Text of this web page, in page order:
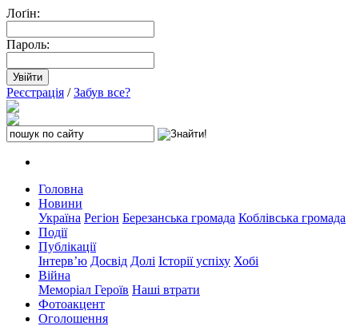
Лоґін:
Пароль:
Реєстрація /Забув все?
Головна
Новини
Україна Регіон Березанська громада Коблівська громада
Події
Публікації
Інтерв’ю Досвід Долі Історії успіху Хобі
Війна
Меморіал Героїв Наші втрати
Фотоакцент
Оголошення